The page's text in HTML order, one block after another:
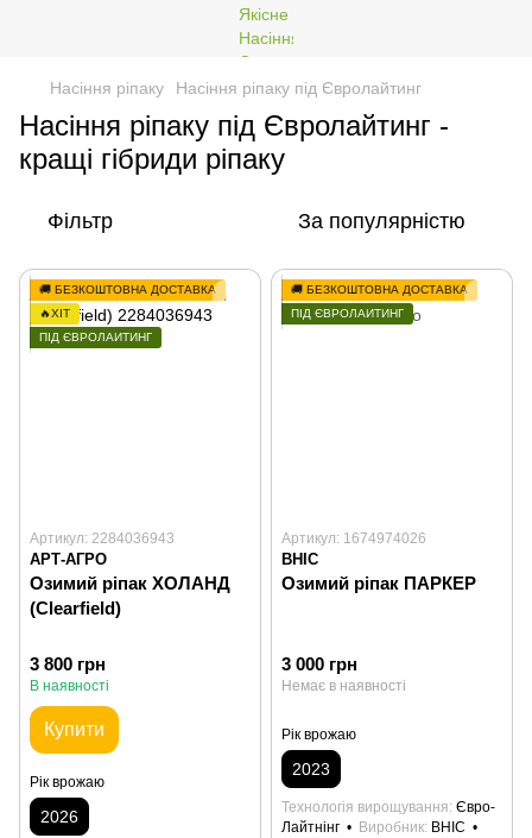
Насіння ріпаку Насіння ріпаку під Євролайтинг
Насіння ріпаку під Євролайтинг -
кращі гібриди ріпаку
Фільтр За популярністю
🚚 БЕЗКОШТОВНА ДОСТАВКА
🔥ХІТ
ПІД ЄВРОЛАЙТИНГ
Артикул: 2284036943
АРТ-АГРО
Озимий ріпак ХОЛАНД
(Clearfield)
3 800 грн
В наявності
Купити
Рік врожаю
2026
🚚 БЕЗКОШТОВНА ДОСТАВКА
ПІД ЄВРОЛАЙТИНГ
Артикул: 1674974026
ВНІС
Озимий ріпак ПАРКЕР
3 000 грн
Немає в наявності
Рік врожаю
2023
Технологія вирощування Євро-
Лайтнінг
Виробник ВНІС